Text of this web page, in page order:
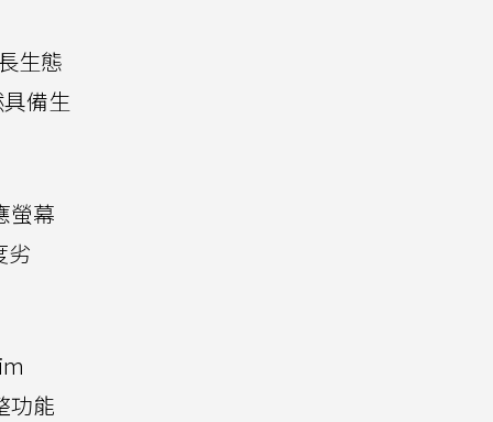
生態
備生
螢幕
劣
功能